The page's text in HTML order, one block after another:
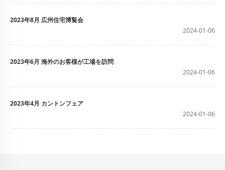
2023年8月 広州住宅博覧会
2024-01-06
2023年6月 海外のお客様が工場を訪問
2024-01-06
2023年4月 カントンフェア
2024-01-06